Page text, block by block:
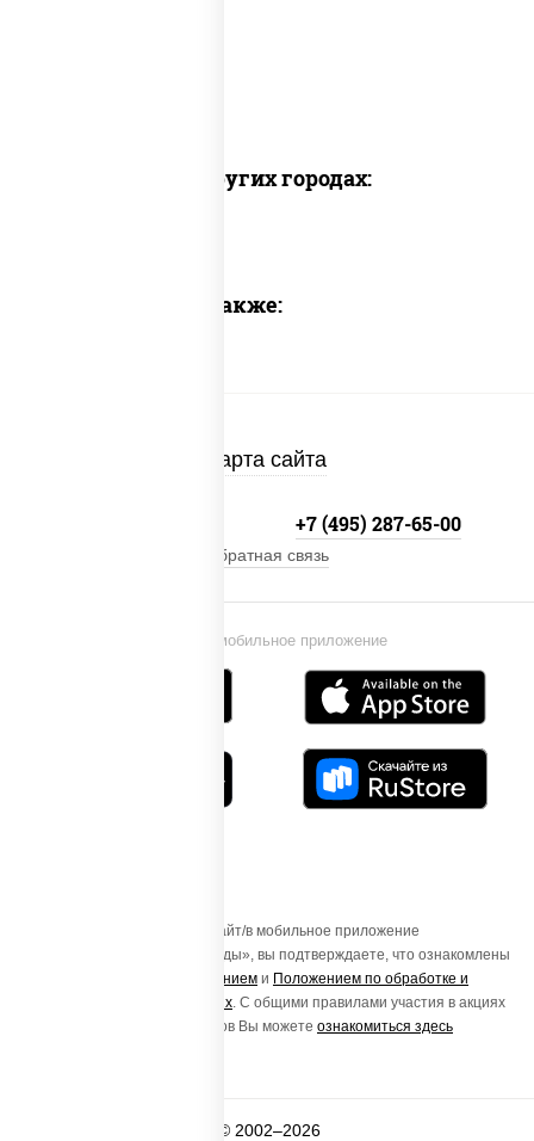
Доставка в других городах:
Предлагаем также:
Карта сайта
Установи мобильное приложение
+7 (495) 287-65-00
Обратная связь
Осуществляя вход на этот Сайт/в мобильное приложение
«ПиццаСушиВок - доставка еды», вы подтверждаете, что ознакомлены
Пользовательским соглашением и Положением по обработке и
защите персональных данных. С общими правилами участия в акциях
и порядке получения подарков Вы можете ознакомиться здесь
© 2002–2026